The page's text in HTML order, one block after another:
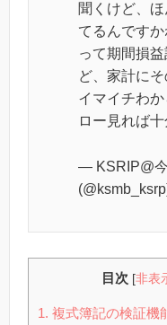
聞くけど、
てるんです
って期間損
ど、家計に
イマイチわ
ロー見れば十
— KSRIP@
目次 [非表
1. 複式簿記の検証機